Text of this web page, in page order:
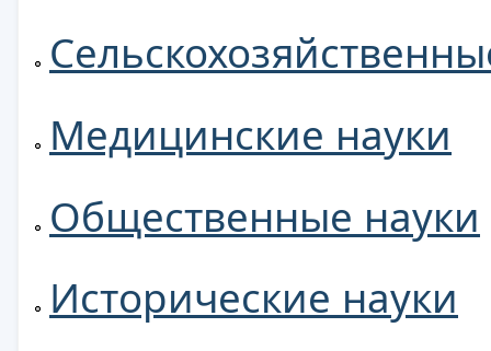
Медицинские науки
Общественные науки
Исторические науки